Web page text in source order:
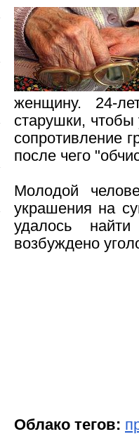
женщину. 24-
старушки,
сопротивление
после чего
Молодой
украшения на
удалось
возбуждено
Облако тегов: